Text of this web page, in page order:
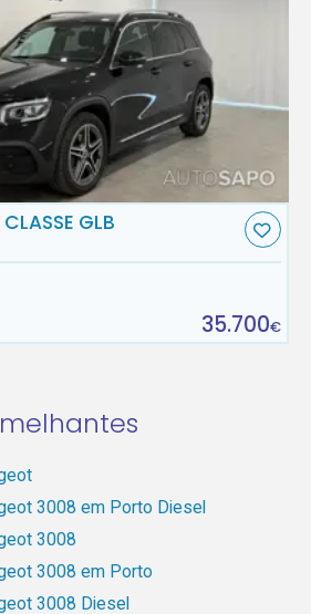
GLB
35.700€
3008 em Porto Diesel
3008
3008 em Porto
3008 Diesel